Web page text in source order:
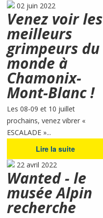
02 juin 2022
Venez voir les
meilleurs
grimpeurs du
monde à
Chamonix-
Mont-Blanc !
Les 08-09 et 10 juillet
prochains, venez vibrer «
ESCALADE »...
Lire la suite
22 avril 2022
Wanted - le
musée Alpin
recherche